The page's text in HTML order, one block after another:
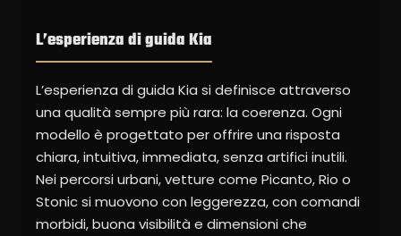
L’esperienza di guida Kia
L’esperienza di guida Kia si definisce attraverso
una qualità sempre più rara: la coerenza. Ogni
modello è progettato per offrire una risposta
chiara, intuitiva, immediata, senza artifici inutili.
Nei percorsi urbani, vetture come Picanto, Rio o
Stonic si muovono con leggerezza, con comandi
morbidi, buona visibilità e dimensioni che